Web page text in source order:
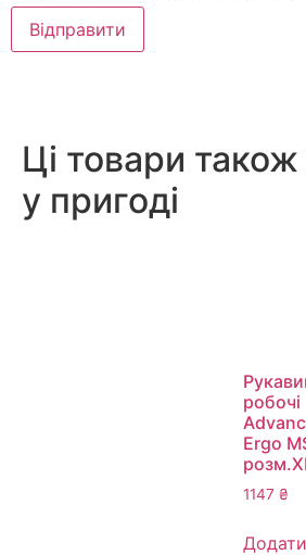
Ці товари також
у пригоді
робочі
Ergo
1147 ₴